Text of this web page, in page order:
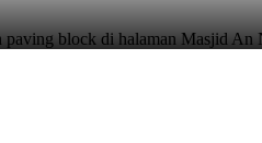
block di halaman Masjid